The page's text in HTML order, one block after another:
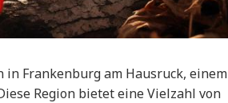
Frankenburg am Hausruck, einem
Region bietet eine Vielzahl von